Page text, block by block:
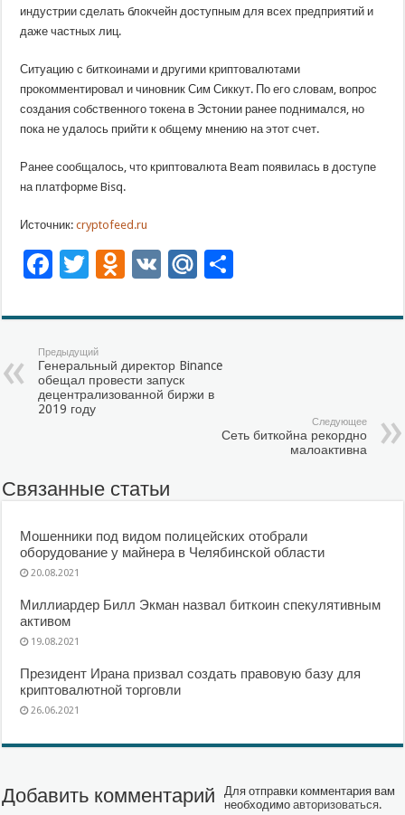
индустрии сделать блокчейн доступным для всех предприятий и
даже частных лиц.
Ситуацию с биткоинами и другими криптовалютами
прокомментировал и чиновник Сим Сиккут. По его словам, вопрос
создания собственного токена в Эстонии ранее поднимался, но
пока не удалось прийти к общему мнению на этот счет.
Ранее сообщалось, что криптовалюта Beam появилась в доступе
на платформе Bisq.
Источник: cryptofeed.ru
Facebook
Twitter
Odnoklassniki
VK Mail.Ru
Предыдущий
Генеральный директор Binance
обещал провести запуск
децентрализованной биржи в
2019 году
Следующее
Сеть биткойна рекордно
малоактивна
Связанные статьи
Мошенники под видом полицейских отобрали
оборудование у майнера в Челябинской области
20.08.2021
Миллиардер Билл Экман назвал биткоин спекулятивным
активом
19.08.2021
Президент Ирана призвал создать правовую базу для
криптовалютной торговли
26.06.2021
Добавить комментарий
Для отправки комментария вам
необходимоавторизоваться.